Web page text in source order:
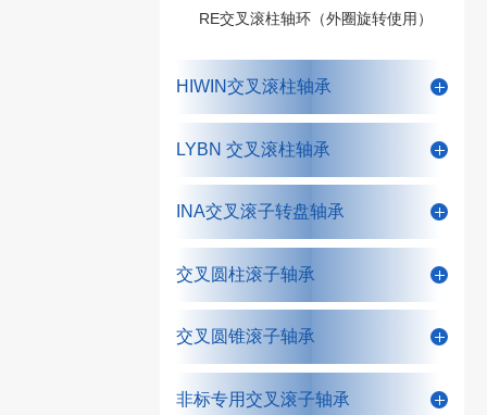
RE交叉滚柱轴环（外圈旋转使用）
HIWIN交叉滚柱轴承
LYBN 交叉滚柱轴承
INA交叉滚子转盘轴承
交叉圆柱滚子轴承
交叉圆锥滚子轴承
非标专用交叉滚子轴承